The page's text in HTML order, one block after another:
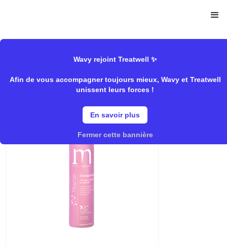
Wavy rejoint Treatwell ✨
Afin de vous accompagner toujours mieux, Wavy et Treatwell
unissent leurs forces !
En savoir plus
Fermer cette bannière
Shampooing Cheveux Colorés